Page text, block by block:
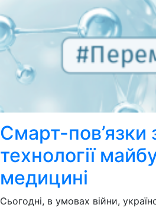
Смарт-пов’язки
технології
медицині
Сьогодні, в умовах війни,